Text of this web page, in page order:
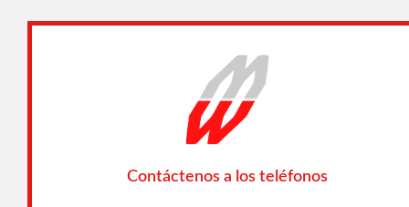
Contáctenos a los teléfonos